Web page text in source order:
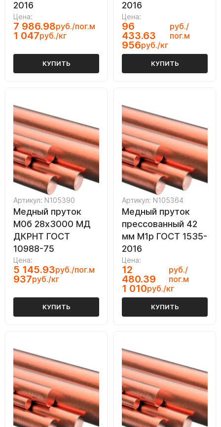
2016
Цена:
7 986.98руб./пог.м
1 047руб./кг
КУПИТЬ
2016
Цена:
96
433.63
руб./
пог.м
956руб./кг
КУПИТЬ
Артикул: N105390
Медный пруток
М0б 28х3000 МД
ДКРНТ ГОСТ
10988-75
Цена:
5 145.93руб./пог.м
937руб./кг
КУПИТЬ
Артикул: N105364
Медный пруток
прессованный 42
мм М1р ГОСТ 1535-
2016
Цена:
12
480.39
руб./
пог.м
1 010руб./кг
КУПИТЬ